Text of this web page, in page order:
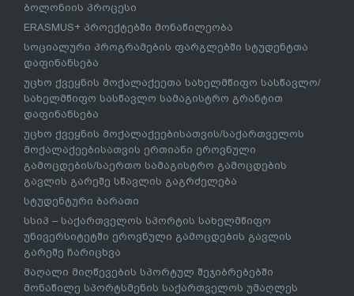
ბოლონიის პროცესი
ERASMUS+ პროექტებში მონაწილეობა
სოციალური პროგრამების ფარგლებში სტუდენტთა
დაფინანსება
უცხო ქვეყნის მოქალაქეეთა სახელმწიფო სასწავლო/
სახელმწიფო სასწავლო სამაგისტრო გრანტით
დაფინანსება
უცხო ქვეყნის მოქალაქეებისათვის/საქართველოს
მოქალაქეებისათვის ერთიანი ეროვნული
გამოცდების/საერთო სამაგისტრო გამოცდების
გავლის გარეშე სწავლის გაგრძელება
სტუდენტური ბარათი
სსიპ – საქართველოს სპორტის სახელმწიფო
უნივერსიტეტში ეროვნული გამოცდების გავლის
გარეშე ჩარიცხვა
მაღალი მიღწევების სპორტულ შეჯიბრებებში
მონაწილე სპორტსმენის საქართველოს უმაღლეს